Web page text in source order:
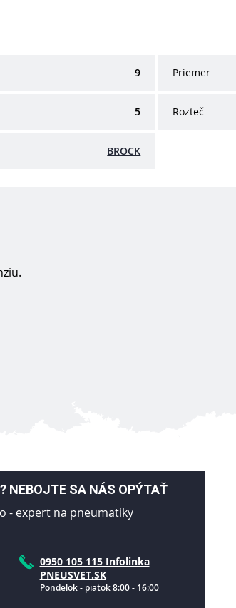
9 Priemer
5 Rozteč
BROCK
NEBOJTE SA NÁS OPÝTAŤ
- expert na pneumatiky
0950 105 115 Infolinka
PNEUSVET.SK
Pondelok - piatok 8:00 - 16:00